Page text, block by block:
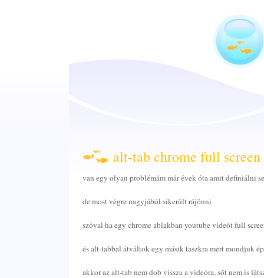
alt-tab chrome full
van egy olyan problémám már évek óta amit definiálni
de most végre nagyjából sikerült rájönni
szóval ha egy chrome ablakban youtube videót full
és alt-tabbal átváltok egy másik taszkra mert mondjuk
akkor az alt-tab nem dob vissza a videóra, sőt nem is